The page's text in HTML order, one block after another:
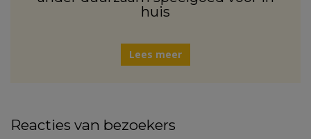
huis
Lees meer
Reacties van bezoekers